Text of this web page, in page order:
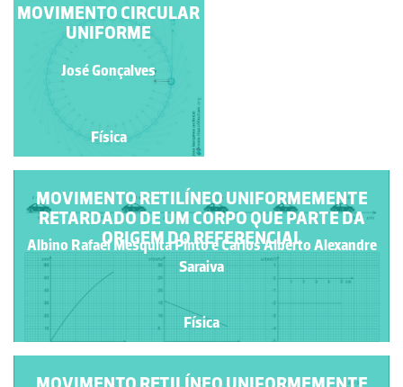
MOVIMENTO
RETILÍNEO
UNIFORMEMENTE
ACELERADO DE
Albino Rafael Mesquita
Pinto e Carlos Alberto
Física
MOVIMENTO RETILÍNEO UNIFORMEMENTE
RETARDADO DE UM CORPO QUE PARTE DA
ORIGEM DO REFERENCIAL
Albino Rafael Mesquita Pinto e Carlos Alberto Alexandre
Saraiva
Física
MOVIMENTO CIRCULAR
UNIFORME
José Gonçalves
Física